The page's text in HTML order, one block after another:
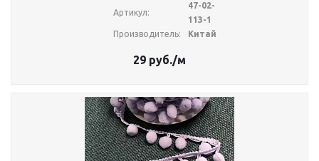
Артикул:
47-02-
113-1
Производитель:
Китай
29 руб./м